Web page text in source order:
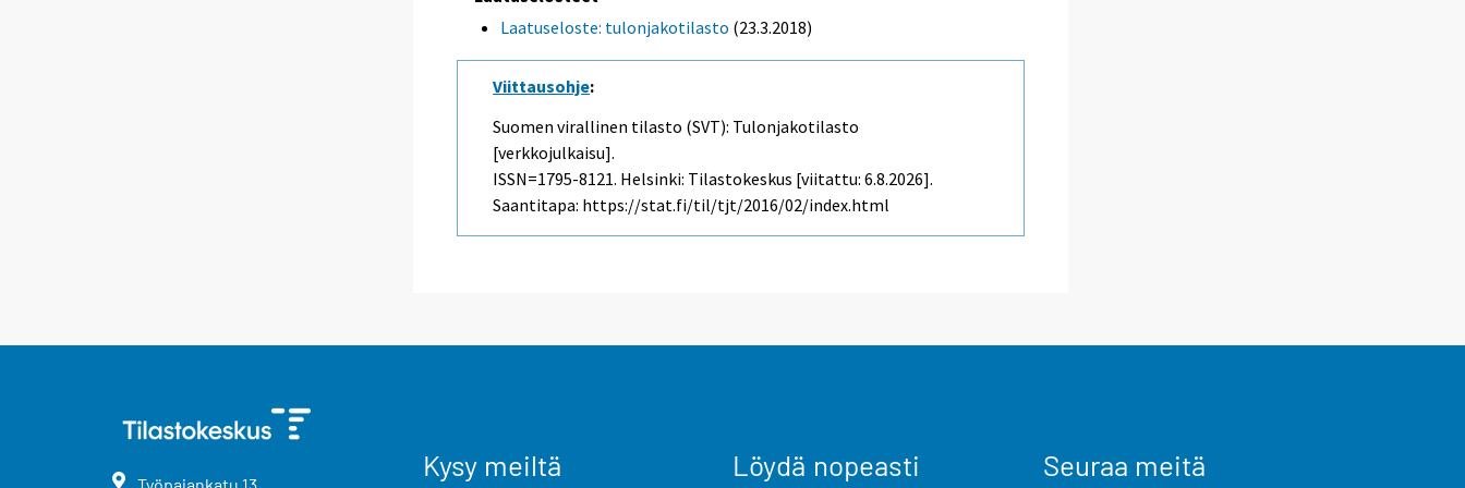
Laatuseloste: tulonjakotilasto (23.3.2018)
Viittausohje:
Suomen virallinen tilasto (SVT): Tulonjakotilasto
[verkkojulkaisu].
ISSN=1795-8121. Helsinki: Tilastokeskus [viitattu: 6.8.2026].
Saantitapa: https://stat.fi/til/tjt/2016/02/index.html
Kysy meiltä Löydä nopeasti Seuraa meitä